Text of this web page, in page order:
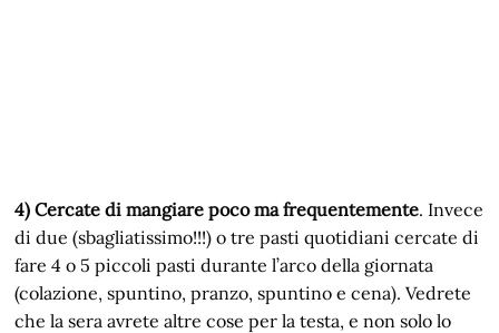
4) Cercate di mangiare poco ma frequentemente. Invece
di due (sbagliatissimo!!!) o tre pasti quotidiani cercate di
fare 4 o 5 piccoli pasti durante l’arco della giornata
(colazione, spuntino, pranzo, spuntino e cena). Vedrete
che la sera avrete altre cose per la testa, e non solo lo